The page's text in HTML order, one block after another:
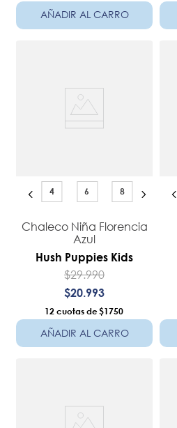
AÑADIR AL CARRO
4 6 8
Chaleco Niña Florencia
Azul
Hush Puppies Kids
$29.990
$20.993
12 $1750
AÑADIR AL CARRO